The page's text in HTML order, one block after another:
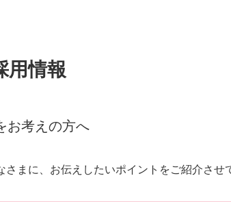
用情報
お考えの方へ
まに、お伝えしたいポイントをご紹介させ